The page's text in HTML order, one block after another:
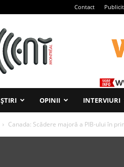
Contact
ȘTIRI OPINII INTERVIURI
Canada: Scădere majoră a PIB-ului în